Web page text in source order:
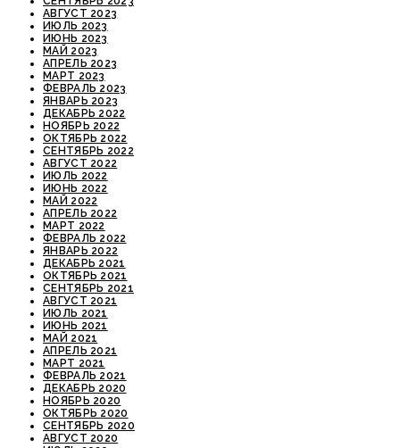
АВГУСТ 2023
ИЮЛЬ 2023
ИЮНЬ 2023
МАЙ 2023
АПРЕЛЬ 2023
МАРТ 2023
ФЕВРАЛЬ 2023
ЯНВАРЬ 2023
ДЕКАБРЬ 2022
НОЯБРЬ 2022
ОКТЯБРЬ 2022
СЕНТЯБРЬ 2022
АВГУСТ 2022
ИЮЛЬ 2022
ИЮНЬ 2022
МАЙ 2022
АПРЕЛЬ 2022
МАРТ 2022
ФЕВРАЛЬ 2022
ЯНВАРЬ 2022
ДЕКАБРЬ 2021
ОКТЯБРЬ 2021
СЕНТЯБРЬ 2021
АВГУСТ 2021
ИЮЛЬ 2021
ИЮНЬ 2021
МАЙ 2021
АПРЕЛЬ 2021
МАРТ 2021
ФЕВРАЛЬ 2021
ДЕКАБРЬ 2020
НОЯБРЬ 2020
ОКТЯБРЬ 2020
СЕНТЯБРЬ 2020
АВГУСТ 2020